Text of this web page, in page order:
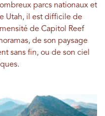
parcs nationaux et
Utah, il est difficile de
de Capitol Reef
de son paysage
sans fin, ou de son ciel